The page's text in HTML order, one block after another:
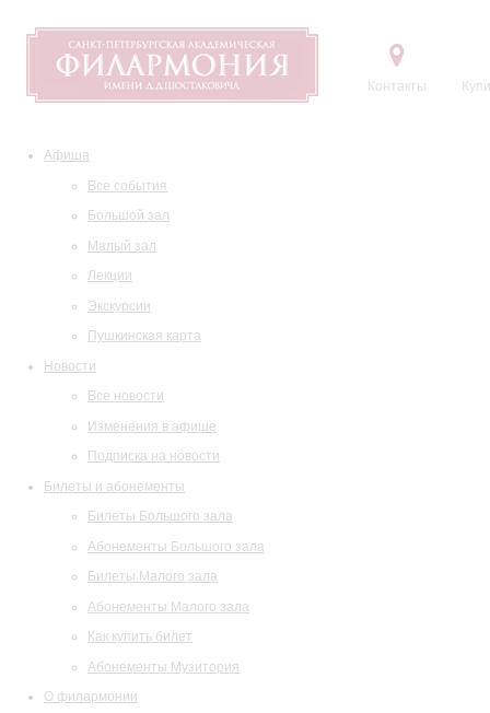
Контакты
Афиша
Все события
Большой зал
Малый зал
Лекции
Экскурсии
Пушкинская карта
Новости
Все новости
Изменения в афише
Подписка на новости
Билеты и абонементы
Билеты Большого зала
Абонементы Большого зала
Билеты Малого зала
Абонементы Малого зала
Как купить билет
Абонементы Музитория
О филармонии